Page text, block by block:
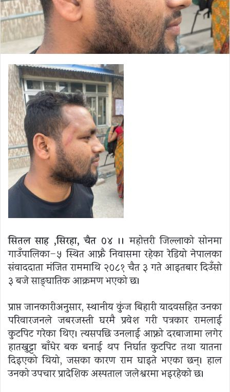
सितल साह ,सिरहा, चैत ०४ ।। महोत्तरी जिल्लाको सोनमा
गाउँपालिका–५ स्थित आफ्नै निवासमा रहेका रेडियो नेपालका
संवाददाता मंजित राममाथि २०८१ चैत ३ गते आइतबार दिउँसो
३ बजे साङ्घातिक आक्रमण भएको छ।
प्राप्त जानकारीअनुसार, स्थानीय कुंज बिहारी यादवसहित उनका
परिवारजनले जबरजस्ती घरमै प्रवेश गरी पत्रकार रामलाई
कुटपिट गरेका थिए। त्यसपछि उनलाई आफ्नो दरबाजामा लगेर
हातखुट्टा बाँधेर बन्धक बनाई थप निर्घात कुटपिट तथा यातना
दिइएको थियो, जसका कारण राम घाइते भएका छन्। हाल
उनको उपचार प्रादेशिक अस्पताल जलेश्वरमा भइरहेको छ।